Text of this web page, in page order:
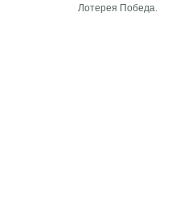
Лотерея Победа.